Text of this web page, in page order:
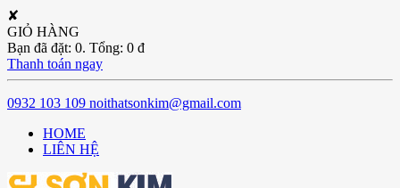
✘
GIỎ HÀNG
Bạn đã đặt: 0. Tổng: 0 đ
Thanh toán ngay
0932 103 109 noithatsonkim@gmail.com
HOME
LIÊN HỆ